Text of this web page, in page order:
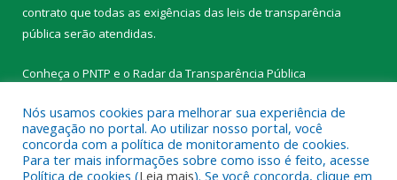
contrato que todas as exigências das leis de transparência
pública serão atendidas.
Conheça o PNTP e o Radar da Transparência Pública
Todos os direitos reservados a Prefeitura Municipal de
Nós usamos cookies para melhorar sua experiência de
navegação no portal. Ao utilizar nosso portal, você
concorda com a política de monitoramento de cookies.
Para ter mais informações sobre como isso é feito, acesse
Política de cookies (Leia mais). Se você concorda, clique em